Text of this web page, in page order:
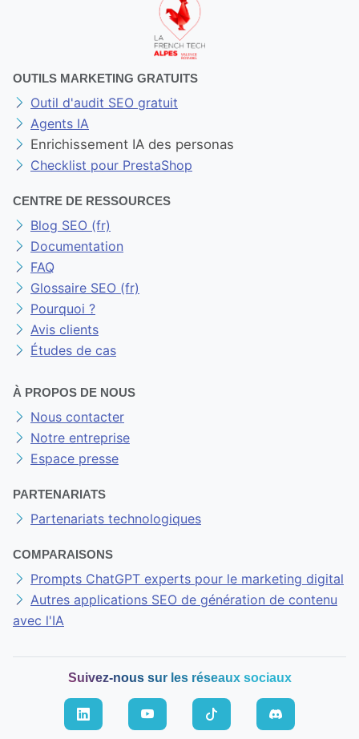
OUTILS MARKETING GRATUITS
Outil d'audit SEO gratuit
Agents IA
Enrichissement IA des personas
Checklist pour PrestaShop
CENTRE DE RESSOURCES
Blog SEO (fr)
Documentation
FAQ
Glossaire SEO (fr)
Pourquoi ?
Avis clients
Études de cas
À PROPOS DE NOUS
Nous contacter
Notre entreprise
Espace presse
PARTENARIATS
Partenariats technologiques
COMPARAISONS
Prompts ChatGPT experts pour le marketing digital
Autres applications SEO de génération de contenu
avec l'IA
Suivez-nous sur les réseaux sociaux